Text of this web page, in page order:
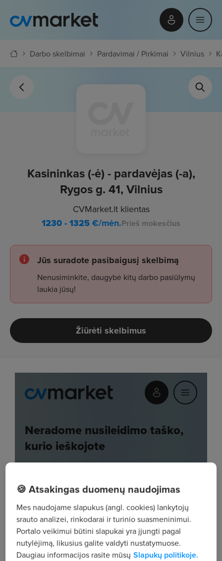
Darbo skelbimai Pardavimai / Pirkimai Vilnius
Kasininkas (-ė) - pardavėjas (-a),
Rygos g. 41, Vilnius
CVMarket.lt klientas
1230 - 1325€/mėn.Prieš mokesčius
Jūs suradote pasibaigusį skelbimą
Nenusiminkite, daugybė kitų darbo pasiūlymų
laukia jūsų!
Žiūrėti skelbimus
🍪 Atsakingas duomenų naudojimas
Mes naudojame slapukus (angl. cookies) lankytojų
srauto analizei, rinkodarai ir turinio suasmeninimui.
Portalo veikimui būtini slapukai yra įjungti pagal
nutylėjimą, likusius galite valdyti nustatymuose.
Daugiau informacijos rasite mūsų Slapukų politikoje.